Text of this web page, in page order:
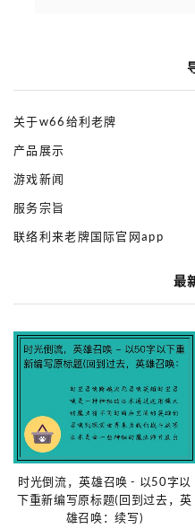
关于w66给利老牌
产品展示
游戏新闻
服务宗旨
联络利来老牌国际官网app
最
时光倒流，英雄召唤 - 以50字以
下重新编写原标题(回到过去，英
雄召唤：续写)